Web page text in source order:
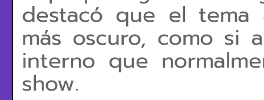
destacó que el tema
más oscuro, como si
interno que
show.